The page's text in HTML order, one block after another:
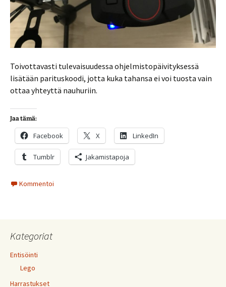
Toivottavasti tulevaisuudessa ohjelmistopäivityksessä
lisätään parituskoodi, jotta kuka tahansa ei voi tuosta vain
ottaa yhteyttä nauhuriin.
Jaa tämä:
Facebook X LinkedIn
Tumblr Jakamistapoja
Kommentoi
Kategoriat
Entisöinti
Lego
Harrastukset